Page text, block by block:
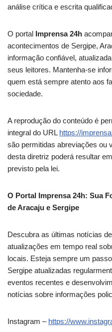
análise crítica e escrita
O portal Imprensa 24h
acontecimentos de Sergipe,
informação confiável,
seus leitores. Mantenha-se
quem está sempre atento aos
sociedade.
A reprodução do conteúdo é
integral do URL https://
são permitidas abreviações ou
desta diretriz poderá resultar
previsto pela lei.
O Portal Imprensa 24h: Sua
de Aracaju e Sergipe
Descubra as últimas notícias
atualizações em tempo real
locais. Esteja sempre um
Sergipe atualizadas
eventos recentes e
notícias sobre informações
Instagram – https://